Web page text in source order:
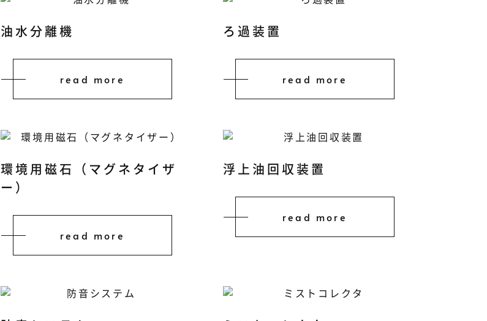
油水分離機
read more
ろ過装置
read more
環境用磁石（マグネタイザ
ー）
read more
浮上油回収装置
read more